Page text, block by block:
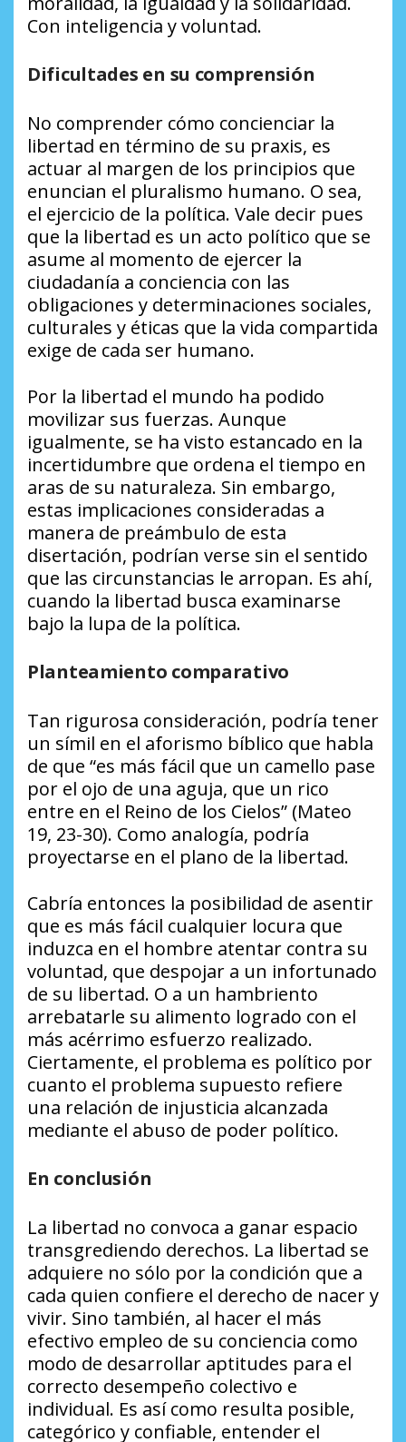
Con inteligencia y voluntad.
Dificultades en su comprensión
No comprender cómo concienciar la
libertad en término de su praxis, es
actuar al margen de los principios que
enuncian el pluralismo humano. O sea,
el ejercicio de la política. Vale decir pues
que la libertad es un acto político que se
asume al momento de ejercer la
ciudadanía a conciencia con las
obligaciones y determinaciones sociales,
culturales y éticas que la vida compartida
exige de cada ser humano.
Por la libertad el mundo ha podido
movilizar sus fuerzas. Aunque
igualmente, se ha visto estancado en la
incertidumbre que ordena el tiempo en
aras de su naturaleza. Sin embargo,
estas implicaciones consideradas a
manera de preámbulo de esta
disertación, podrían verse sin el sentido
que las circunstancias le arropan. Es ahí,
cuando la libertad busca examinarse
bajo la lupa de la política.
Planteamiento comparativo
Tan rigurosa consideración, podría tener
un símil en el aforismo bíblico que habla
de que “es más fácil que un camello pase
por el ojo de una aguja, que un rico
entre en el Reino de los Cielos” (Mateo
19, 23-30). Como analogía, podría
proyectarse en el plano de la libertad.
Cabría entonces la posibilidad de asentir
que es más fácil cualquier locura que
induzca en el hombre atentar contra su
voluntad, que despojar a un infortunado
de su libertad. O a un hambriento
arrebatarle su alimento logrado con el
más acérrimo esfuerzo realizado.
Ciertamente, el problema es político por
cuanto el problema supuesto refiere
una relación de injusticia alcanzada
mediante el abuso de poder político.
En conclusión
La libertad no convoca a ganar espacio
transgrediendo derechos. La libertad se
adquiere no sólo por la condición que a
cada quien confiere el derecho de nacer y
vivir. Sino también, al hacer el más
efectivo empleo de su conciencia como
modo de desarrollar aptitudes para el
correcto desempeño colectivo e
individual. Es así como resulta posible,
categórico y confiable, entender el